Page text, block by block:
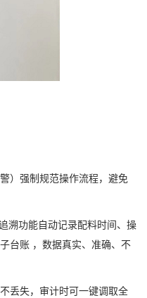
）强制规范操作流程，避免
溯功能自动记录配料时间、操
台账 ，数据真实、准确、不
丢失，审计时可一键调取全